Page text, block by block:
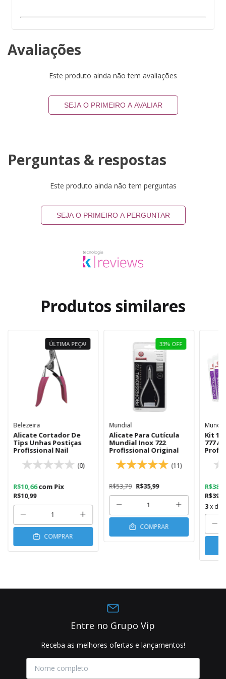
Avaliações
Este produto ainda não tem avaliações
SEJA O PRIMEIRO A AVALIAR
Perguntas & respostas
Este produto ainda não tem perguntas
SEJA O PRIMEIRO A PERGUNTAR
Produtos similares
ÚLTIMA PEÇA!
Belezeira
Alicate Cortador De
Tips Unhas Postiças
Profissional Nail
(0)
R$10,99
R$10,66com Pix
COMPRAR
33% OFF
Mundial
Alicate Para Cutícula
Mundial Inox 722
Profissional Original
(11)
R$53,79 R$35,99
COMPRAR
Kit
777
3 x de
Entre no Grupo Vip
Receba as melhores ofertas e lançamentos!